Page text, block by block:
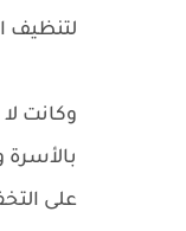
لتنظيف
وكانت
على